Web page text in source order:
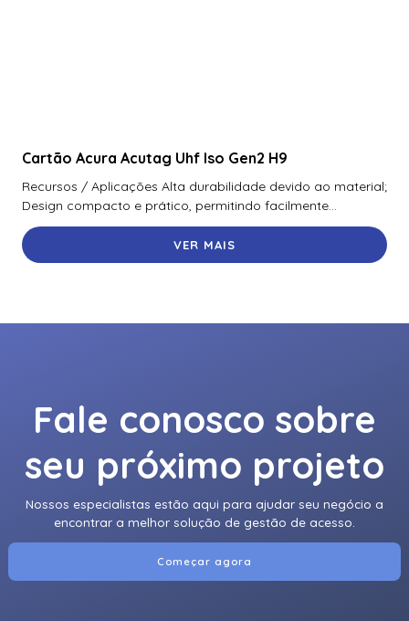
Cartão Acura Acutag Uhf Iso Gen2 H9
Recursos / Aplicações Alta durabilidade devido ao material;
Design compacto e prático, permitindo facilmente...
VER MAIS
Fale conosco sobre
seu próximo projeto
Nossos especialistas estão aqui para ajudar seu negócio a
encontrar a melhor solução de gestão de acesso.
Começar agora